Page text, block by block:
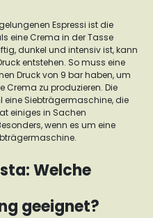
Espressi ist die
eine Crema in der Tasse
dunkel und intensiv ist, kann
entstehen. So muss eine
Druck von 9 bar haben, um
Crema zu produzieren. Die
eine Siebträgermaschine, die
einiges in Sachen
wenn es um eine
Welche
geeignet?